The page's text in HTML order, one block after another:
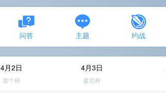
问答 主题 约战
4月2日
首个杯
4月3日
最后杯